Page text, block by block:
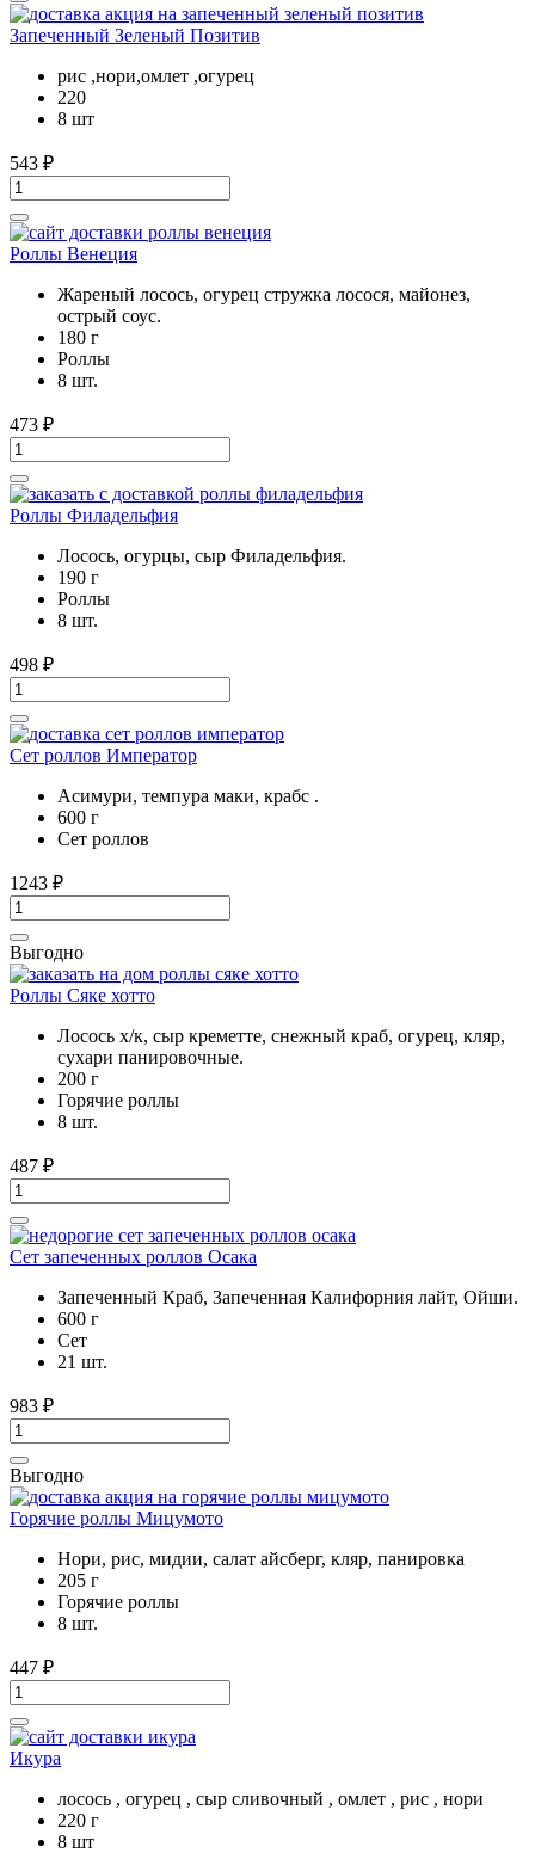
Запеченный Зеленый Позитив
рис ,нори,омлет ,огурец
220
8 шт
543 ₽
Роллы Венеция
Жареный лосось, огурец стружка лосося, майонез,
острый соус.
180 г
Роллы
8 шт.
473 ₽
Роллы Филадельфия
Лосось, огурцы, сыр Филадельфия.
190 г
Роллы
8 шт.
498 ₽
Сет роллов Император
Асимури, темпура маки, крабс .
600 г
Сет роллов
1243 ₽
Выгодно
Роллы Сяке хотто
Лосось х/к, сыр креметте, снежный краб, огурец, кляр,
сухари панировочные.
200 г
Горячие роллы
8 шт.
487 ₽
Сет запеченных роллов Осака
Запеченный Краб, Запеченная Калифорния лайт, Ойши.
600 г
Cет
21 шт.
983 ₽
Выгодно
Горячие роллы Мицумото
Нори, рис, мидии, салат айсберг, кляр, панировка
205 г
Горячие роллы
8 шт.
447 ₽
Икура
лосось , огурец , сыр сливочный , омлет , рис , нори
220 г
8 шт